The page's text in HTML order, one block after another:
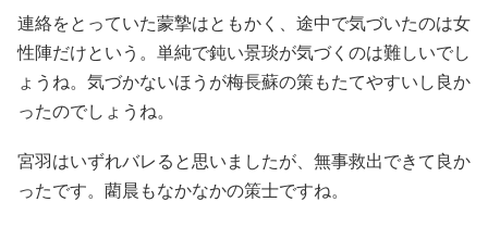
連絡をとっていた蒙摯はともかく、途中で気づいたのは女
性陣だけという。単純で鈍い景琰が気づくのは難しいでし
ょうね。気づかないほうが梅長蘇の策もたてやすいし良か
ったのでしょうね。
宮羽はいずれバレると思いましたが、無事救出できて良か
ったです。藺晨もなかなかの策士ですね。